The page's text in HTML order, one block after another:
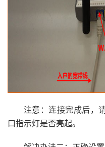
注意：连接完成后，
口指示灯是否亮起。